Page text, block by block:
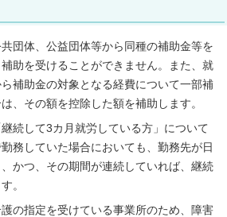
団体、公益団体等から同種の補助金等を
助を受けることができません。また、就
補助金の対象となる経費について一部補
、その額を控除した額を補助します。
続して3カ月就労している方」について
務していた場合においても、勤務先が日
かつ、その期間が連続していれば、継続
。
の指定を受けている事業所のため、障害